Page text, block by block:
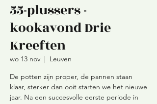
55-plussers -
kookavond Drie
Kreeften
wo 13 nov
  |
Leuven
De potten zijn proper, de pannen staan
klaar, sterker dan ooit starten we het nieuwe
jaar. Na een succesvolle eerste periode in